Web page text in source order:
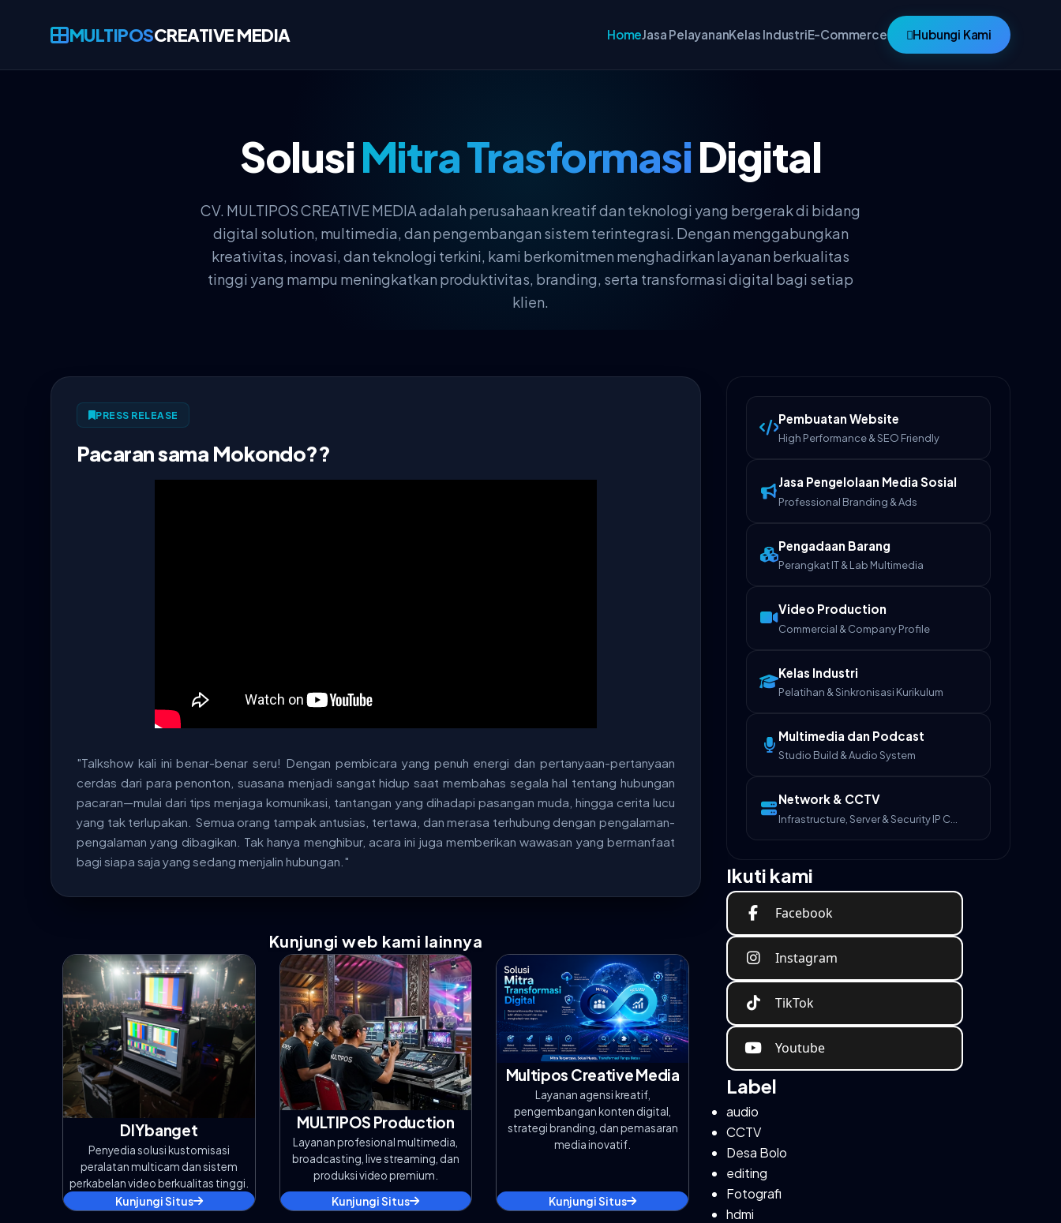
MULTIPOSCREATIVE MEDIA HomeJasa PelayananKelas IndustriE-Commerce Hubungi Kami
SolusiMitra TrasformasiDigital
CV. MULTIPOS CREATIVE MEDIA adalah perusahaan kreatif dan teknologi yang bergerak di bidang
digital solution, multimedia, dan pengembangan sistem terintegrasi. Dengan menggabungkan
kreativitas, inovasi, dan teknologi terkini, kami berkomitmen menghadirkan layanan berkualitas
tinggi yang mampu meningkatkan produktivitas, branding, serta transformasi digital bagi setiap
klien.
PRESS RELEASE
Pacaran sama Mokondo??
"Talkshow kali ini benar-benar seru! Dengan pembicara yang penuh energi dan pertanyaan-pertanyaan
cerdas dari para penonton, suasana menjadi sangat hidup saat membahas segala hal tentang hubungan
pacaran—mulai dari tips menjaga komunikasi, tantangan yang dihadapi pasangan muda, hingga cerita lucu
yang tak terlupakan. Semua orang tampak antusias, tertawa, dan merasa terhubung dengan pengalaman-
pengalaman yang dibagikan. Tak hanya menghibur, acara ini juga memberikan wawasan yang bermanfaat
bagi siapa saja yang sedang menjalin hubungan."
Kunjungi web kami lainnya
DIYbanget
Penyedia solusi kustomisasi
peralatan multicam dan sistem
perkabelan video berkualitas tinggi.
Kunjungi Situs
MULTIPOS Production
Layanan profesional multimedia,
broadcasting, live streaming, dan
produksi video premium.
Kunjungi Situs
Multipos Creative Media
Layanan agensi kreatif,
pengembangan konten digital,
strategi branding, dan pemasaran
media inovatif.
Kunjungi Situs
Pembuatan Website
High Performance & SEO Friendly
Jasa Pengelolaan Media Sosial
Professional Branding & Ads
Pengadaan Barang
Perangkat IT & Lab Multimedia
Video Production
Commercial & Company Profile
Kelas Industri
Pelatihan & Sinkronisasi Kurikulum
Multimedia dan Podcast
Studio Build & Audio System
Network & CCTV
Ikuti kami
Facebook
Instagram
TikTok
Youtube
Label
audio
CCTV
Desa Bolo
editing
Fotografi
hdmi